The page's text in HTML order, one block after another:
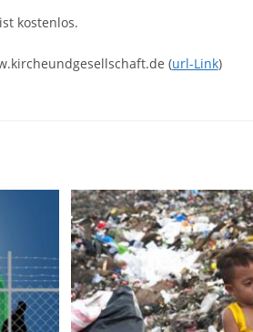
kostenlos.
(url-Link)